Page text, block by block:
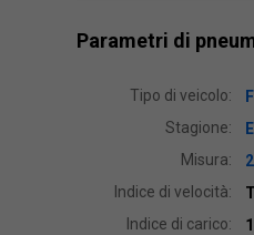
Parametri di
Tipo di veicolo:
Stagione:
Misura:
Indice di velocità:
T
Indice di carico: